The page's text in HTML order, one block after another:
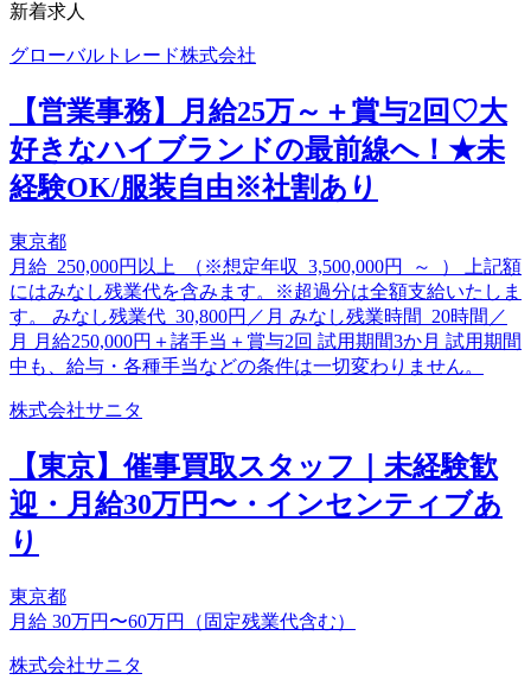
新着求人
グローバルトレード株式会社
【営業事務】月給25万～＋賞与2回♡大
好きなハイブランドの最前線へ！★未
経験OK/服装自由※社割あり
東京都
月給 250,000円以上 （※想定年収 3,500,000円 ～ ） 上記額
にはみなし残業代を含みます。※超過分は全額支給いたしま
す。 みなし残業代 30,800円／月 みなし残業時間 20時間／
月 月給250,000円＋諸手当＋賞与2回 試用期間3か月 試用期間
中も、給与・各種手当などの条件は一切変わりません。
株式会社サニタ
【東京】催事買取スタッフ｜未経験歓
迎・月給30万円〜・インセンティブあ
り
東京都
月給 30万円〜60万円（固定残業代含む）
株式会社サニタ